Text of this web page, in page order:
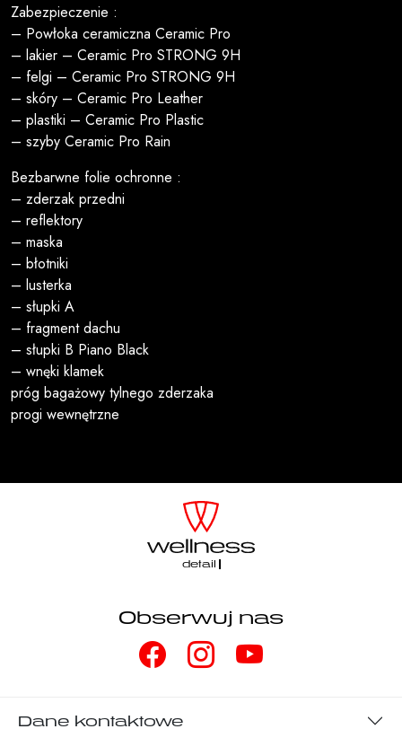
Zabezpieczenie :
– Powłoka ceramiczna Ceramic Pro
– lakier – Ceramic Pro STRONG 9H
– felgi – Ceramic Pro STRONG 9H
– skóry – Ceramic Pro Leather
– plastiki – Ceramic Pro Plastic
– szyby Ceramic Pro Rain
Bezbarwne folie ochronne :
– zderzak przedni
– reflektory
– maska
– błotniki
– lusterka
– słupki A
– fragment dachu
– słupki B Piano Black
– wnęki klamek
próg bagażowy tylnego zderzaka
progi wewnętrzne
detailing
Obserwuj nas
Dane kontaktowe